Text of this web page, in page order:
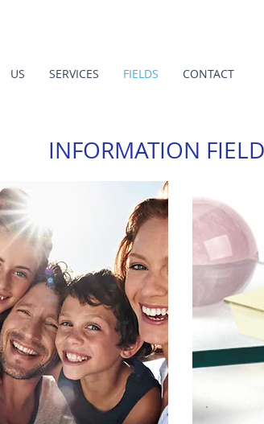
US SERVICES FIELDS CONTACT
INFORMATION